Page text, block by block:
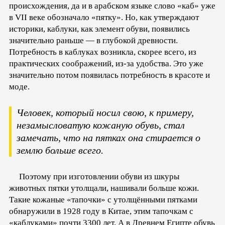
происхождения, да и в арабском языке слово «каб» уже
в VII веке обозначало «пятку». Но, как утверждают
историки, каблуки, как элемент обуви, появились
значительно раньше — в глубокой древности.
Потребность в каблуках возникла, скорее всего, из
практических соображений, из-за удобства. Это уже
значительно потом появилась потребность в красоте и
моде.
Человек, который носил свою, к примеру,
незамысловатую кожаную обувь, стал
замечать, что на пятках она стирается о
землю больше всего.
Поэтому при изготовлении обуви из шкуры
животных пятки утолщали, нашивали больше кожи.
Такие кожаные «тапочки» с утолщёнными пятками
обнаружили в 1928 году в Китае, этим тапочкам с
«каблуками» почти 3300 лет. А в Древнем Египте обувь